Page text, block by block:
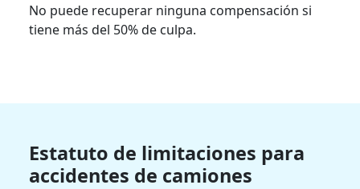
No puede recuperar ninguna compensación si
tiene más del 50% de culpa.
Estatuto de limitaciones para
accidentes de camiones